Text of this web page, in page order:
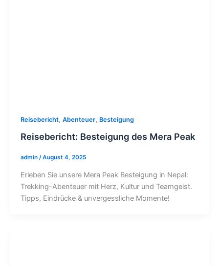
Reisebericht, Abenteuer, Besteigung
Reisebericht: Besteigung des Mera Peak
admin /August 4, 2025
Erleben Sie unsere Mera Peak Besteigung in Nepal:
Trekking-Abenteuer mit Herz, Kultur und Teamgeist.
Tipps, Eindrücke & unvergessliche Momente!